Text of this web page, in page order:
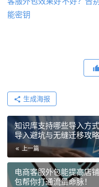
能密钥
生成海报
知识库支持哪些导入方
导入避坑与无缝迁移攻
型，附格式转换与预处
上一篇
电商客服外包能提高店
包帮你打通流量命脉！